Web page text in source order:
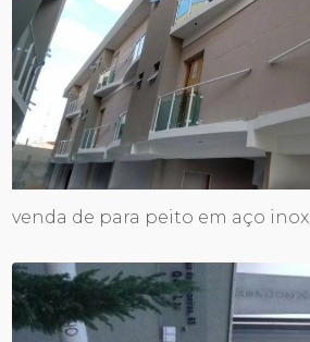
venda de para peito em aço inox